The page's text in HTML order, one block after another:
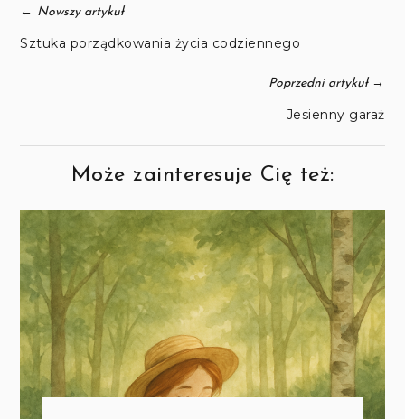
← Nowszy artykuł
Sztuka porządkowania życia codziennego
Poprzedni artykuł→
Jesienny garaż
Może zainteresuje Cię też: